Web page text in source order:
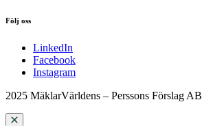
Följ oss
LinkedIn
Facebook
Instagram
2025 MäklarVärldens – Perssons Förslag AB